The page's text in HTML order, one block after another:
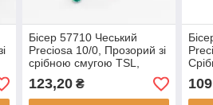
Бісер 57710 Чеський
Preciosa 10/0, Прозорий зі
срібною смугою TSL,
Зелений, Круглий, (50 г)
123,20₴